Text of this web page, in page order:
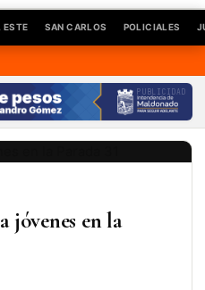
ESTE SAN CARLOS POLICIALES
PUBLICIDAD
jóvenes en la